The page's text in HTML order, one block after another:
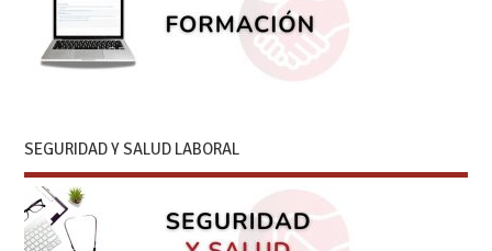
SEGURIDAD Y SALUD LABORAL